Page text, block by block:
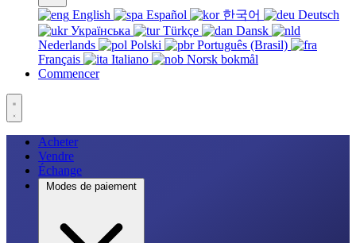
English Español 한국어
Deutsch
Українська
Türkçe
Dansk
Nederlands
Polski
Português (Brasil)
Français
Italiano
Norsk bokmål
Commencer
Acheter
Vendre
Échange
Modes de paiement